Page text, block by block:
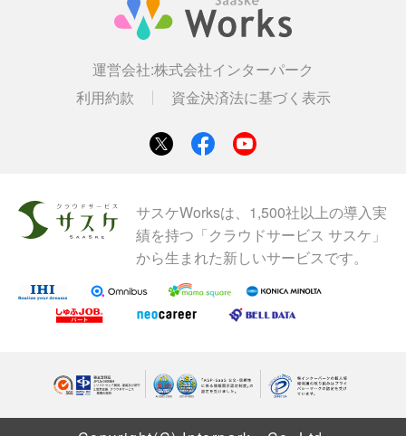
運営会社:株式会社インターパーク
利用約款
資金決済法に基づく表示
サスケWorksは、1,500社以上の導入実
績を持つ「クラウドサービス サスケ」
から生まれた新しいサービスです。